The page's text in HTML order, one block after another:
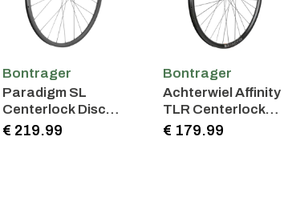
Bontrager
Paradigm SL
Centerlock Disc
24H Silver Nipples
€ 219.99
Bontrager
Achterwiel Affinity
TLR Centerlock
Disc 32-spaaks
€ 179.99